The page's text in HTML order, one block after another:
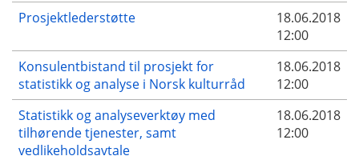
Prosjektlederstøtte
18.06.2018
12:00
Konsulentbistand til prosjekt for
statistikk og analyse i Norsk kulturråd
18.06.2018
12:00
Statistikk og analyseverktøy med
tilhørende tjenester, samt
vedlikeholdsavtale
18.06.2018
12:00